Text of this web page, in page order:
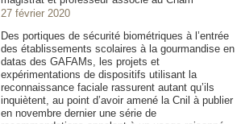
27 février 2020
Des portiques de sécurité biométriques à l’entrée
des établissements scolaires à la gourmandise en
datas des GAFAMs, les projets et
expérimentations de dispositifs utilisant la
reconnaissance faciale rassurent autant qu’ils
inquiètent, au point d’avoir amené la Cnil à publier
en novembre dernier une série de